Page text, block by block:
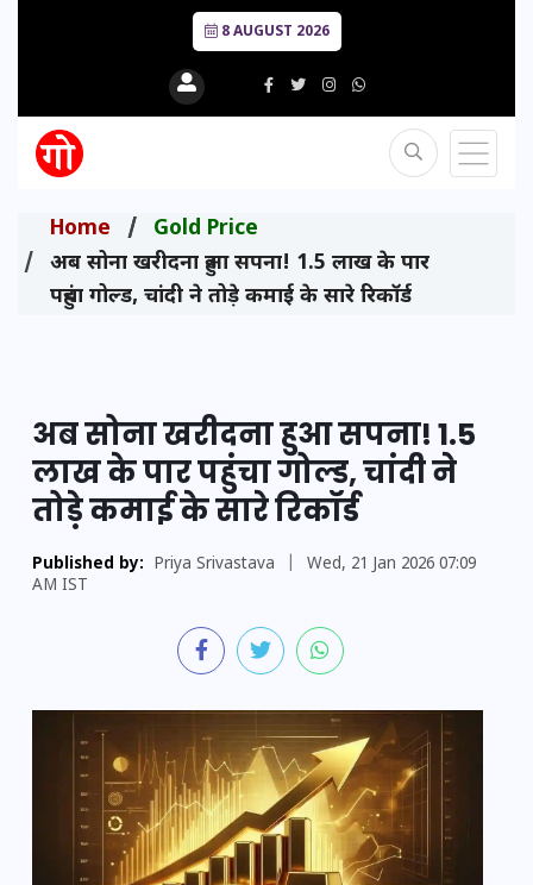
8 AUGUST 2026
Home
Gold Price
अब सोना खरीदना हुआ सपना! 1.5 लाख के पार
पहुंचा गोल्ड, चांदी ने तोड़े कमाई के सारे रिकॉर्ड
अब सोना खरीदना हुआ सपना! 1.5
लाख के पार पहुंचा गोल्ड, चांदी ने
तोड़े कमाई के सारे रिकॉर्ड
Published by: Priya Srivastava
Wed, 21 Jan 2026 07:09
AM IST